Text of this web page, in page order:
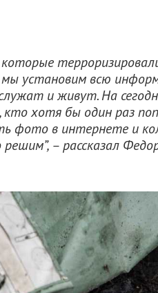
мы установим всю
и живут. На
хотя бы один раз
фото в интернете и
– рассказал